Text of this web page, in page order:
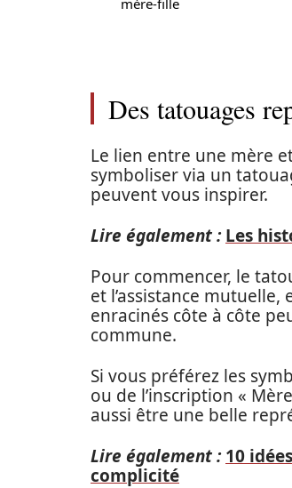
mère-fille
Des tatouages
Le lien entre une mère
symboliser via un
peuvent vous inspirer.
Lire également : Les
Pour commencer, le
et l’assistance
enracinés côte à côte
commune.
Si vous préférez les
ou de l’inscription «
aussi être une belle
Lire également : 10
complicité